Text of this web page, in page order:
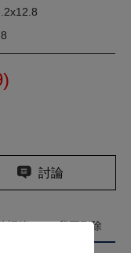
討論
標籤 我要刪除